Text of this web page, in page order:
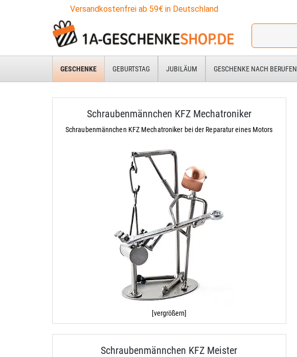
Versandkostenfrei ab 59€ in Deutschland
Ich
für:
GESCHENKE GEBURTSTAG JUBILÄUM GESCHENKE NACH BERUFEN
Schraubenmännchen KFZ Mechatroniker
Schraubenmännchen KFZ Mechatroniker bei der Reparatur eines Motors
[vergrößern]
Schraubenmännchen KFZ Meister